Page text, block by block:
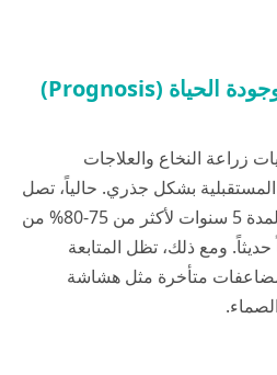
التوقعات المستقبلية وجودة الحياة (Prognosis)
زراعة النخاع والعلاجات
بشكل جذري. حالياً، تصل
نسبة البقاء على قيد الحياة لمدة 5 سنوات لأكثر من 75-80% من
ومع ذلك، تظل المتابعة
متأخرة مثل هشاشة